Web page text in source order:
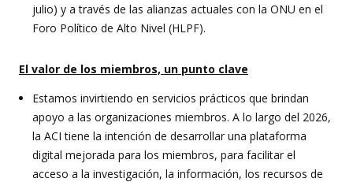
julio) y a través de las alianzas actuales con la ONU en el
Foro Político de Alto Nivel (HLPF).
El valor de los miembros, un punto clave
Estamos invirtiendo en servicios prácticos que brindan
apoyo a las organizaciones miembros. A lo largo del 2026,
la ACI tiene la intención de desarrollar una plataforma
digital mejorada para los miembros, para facilitar el
acceso a la investigación, la información, los recursos de